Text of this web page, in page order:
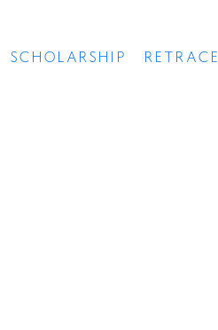
SCHOLARSHIP RETRACE